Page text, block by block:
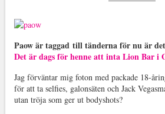
Paow är taggad till tänderna för nu är
Det är dags för henne att inta Lion Bar i
Jag förväntar mig foton med packade 18-
för att ta selfies, galonsäten och Jack
utan tröja som ger ut bodyshots?